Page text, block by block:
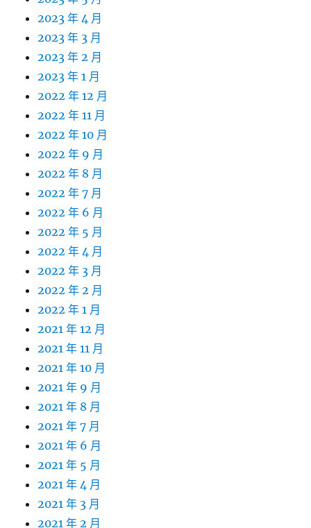
2023 年 4 月
2023 年 3 月
2023 年 2 月
2023 年 1 月
2022 年 12 月
2022 年 11 月
2022 年 10 月
2022 年 9 月
2022 年 8 月
2022 年 7 月
2022 年 6 月
2022 年 5 月
2022 年 4 月
2022 年 3 月
2022 年 2 月
2022 年 1 月
2021 年 12 月
2021 年 11 月
2021 年 10 月
2021 年 9 月
2021 年 8 月
2021 年 7 月
2021 年 6 月
2021 年 5 月
2021 年 4 月
2021 年 3 月
2021 年 2 月